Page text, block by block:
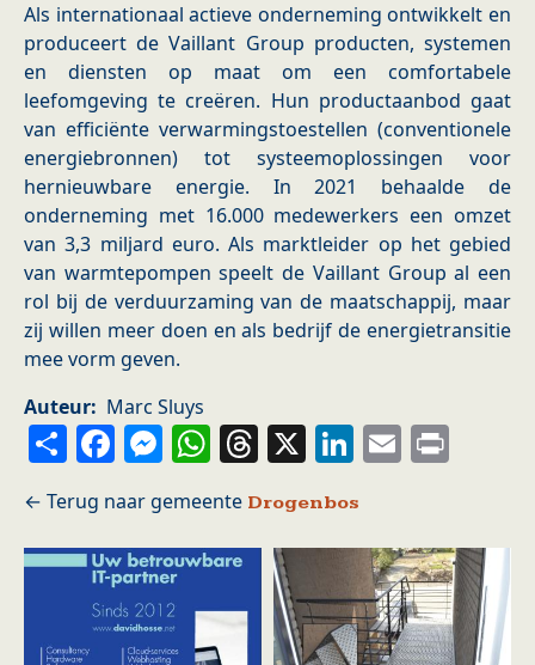
Als internationaal actieve onderneming ontwikkelt en
produceert de Vaillant Group producten, systemen
en diensten op maat om een comfortabele
leefomgeving te creëren. Hun productaanbod gaat
van efficiënte verwarmingstoestellen (conventionele
energiebronnen) tot systeemoplossingen voor
hernieuwbare energie. In 2021 behaalde de
onderneming met 16.000 medewerkers een omzet
van 3,3 miljard euro. Als marktleider op het gebied
van warmtepompen speelt de Vaillant Group al een
rol bij de verduurzaming van de maatschappij, maar
zij willen meer doen en als bedrijf de energietransitie
mee vorm geven.
Auteur
Marc Sluys
ShareFacebook
Messenger
WhatsApp
Threads
X LinkedIn
Email
Drogenbos